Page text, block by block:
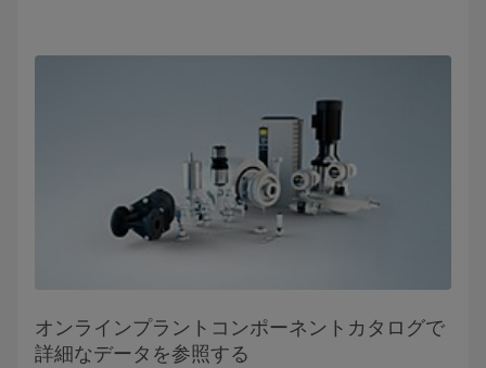
オンラインプラントコンポーネントカタログで
詳細なデータを参照する